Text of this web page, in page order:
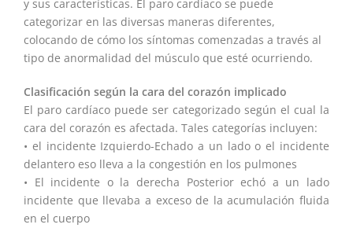
y sus características. El paro cardíaco se puede
categorizar en las diversas maneras diferentes,
colocando de cómo los síntomas comenzadas a través al
tipo de anormalidad del músculo que esté ocurriendo.
Clasificación según la cara del corazón implicado
El paro cardíaco puede ser categorizado según el cual la
cara del corazón es afectada. Tales categorías incluyen:
• el incidente Izquierdo-Echado a un lado o el incidente
delantero eso lleva a la congestión en los pulmones
• El incidente o la derecha Posterior echó a un lado
incidente que llevaba a exceso de la acumulación fluida
en el cuerpo